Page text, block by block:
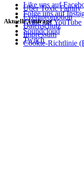
Like uns auf
Folge uns auf
Grille auf YouTube
Soundcloud
Twitch
Aktuelle Umfrage
Über Toxic Family
Eventpromotion
Datenschutz
Impressum
Cookie-Richtlinie